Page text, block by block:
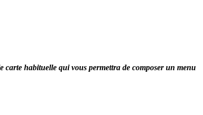
carte habituelle qui vous permettra de composer un menu